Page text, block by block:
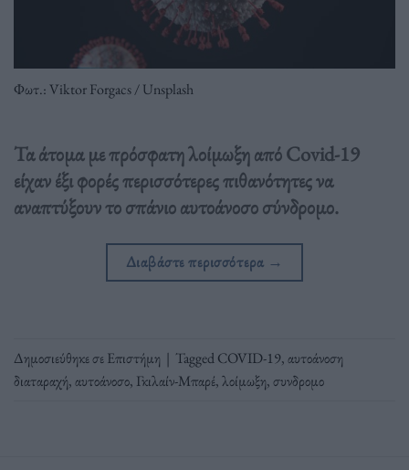
Φωτ.: Viktor Forgacs / Unsplash
Τα άτομα με πρόσφατη λοίμωξη από Covid-19
είχαν έξι φορές περισσότερες πιθανότητες να
αναπτύξουν το σπάνιο αυτοάνοσο σύνδρομο.
Διαβάστε περισσότερα →
Δημοσιεύθηκε σεΕπιστήμη | TaggedCOVID-19,αυτοάνοση
διαταραχή,αυτοάνοσο, Γκιλαίν-Μπαρέ,λοίμωξη,συνδρομο